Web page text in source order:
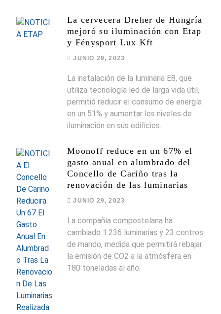
La cervecera Dreher de Hungría
mejoró su iluminación con Etap
y Fénysport Lux Kft
JUNIO 29, 2023
La instalación de la luminaria E8, que
utiliza tecnología led de larga vida útil,
permitió reducir el consumo de energía
en un 51% y aumentar los niveles de
iluminación en sus edificios.
Moonoff reduce en un 67% el
gasto anual en alumbrado del
Concello de Cariño tras la
renovación de las luminarias
JUNIO 29, 2023
La compañía compostelana ha
cambiado 1.236 luminarias y 23 centros
de mando, medida que permitirá rebajar
la emisión de CO2 a la atmósfera en
180 toneladas al año.